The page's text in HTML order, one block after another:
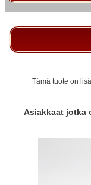
Tämä tuote on
Asiakkaat jotka